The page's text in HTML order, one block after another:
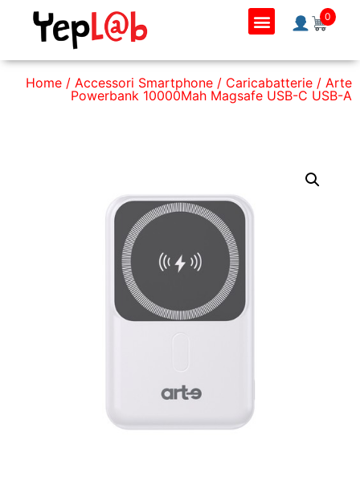
0
Home / Accessori Smartphone / Caricabatterie / Arte
Powerbank 10000Mah Magsafe USB-C USB-A